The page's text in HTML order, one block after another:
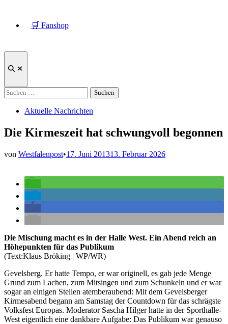
🛒 Fanshop
Suche
Suchen
nach:
Veröffentlicht
Aktuelle Nachrichten
Die Kirmeszeit hat schwungvoll begonnen
von Westfalenpost•17. Juni 201313. Februar 2026
Die Mischung macht es in der Halle West. Ein Abend reich an
Höhepunkten für das Publikum
(Text:Klaus Bröking | WP/WR)
Gevelsberg. Er hatte Tempo, er war originell, es gab jede Menge
Grund zum Lachen, zum Mitsingen und zum Schunkeln und er war
sogar an einigen Stellen atemberaubend: Mit dem Gevelsberger
Kirmesabend begann am Samstag der Countdown für das schrägste
Volksfest Europas. Moderator Sascha Hilger hatte in der Sporthalle-
West eigentlich eine dankbare Aufgabe: Das Publikum war genauso